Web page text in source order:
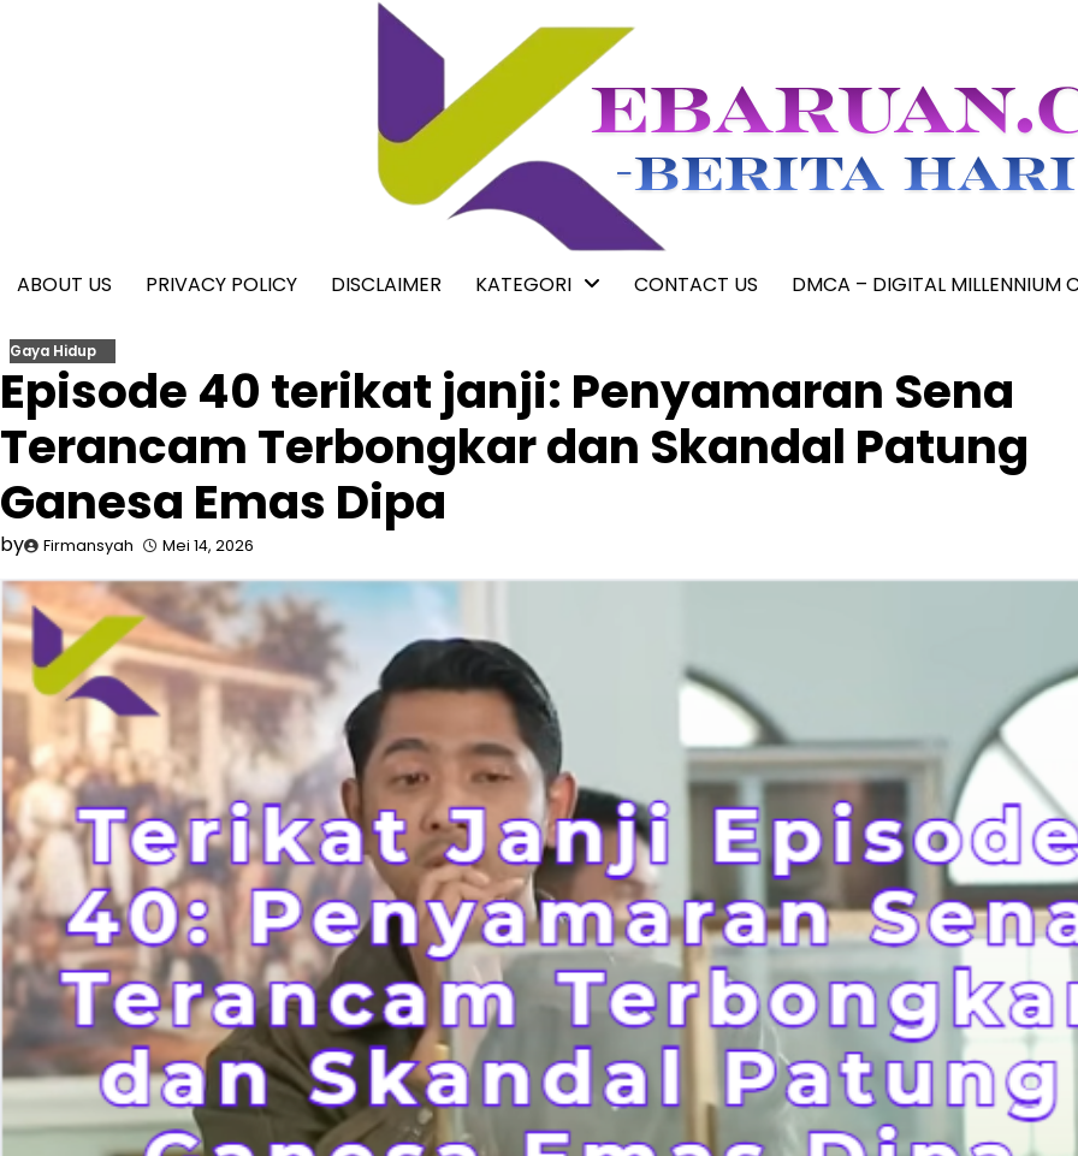
ABOUT US PRIVACY POLICY DISCLAIMER KATEGORI CONTACT US DMCA – DIGITAL MILLENNIUM
Gaya Hidup
Episode 40 terikat janji: Penyamaran Sena
Terancam Terbongkar dan Skandal Patung
Ganesa Emas Dipa
by Firmansyah Mei 14, 2026